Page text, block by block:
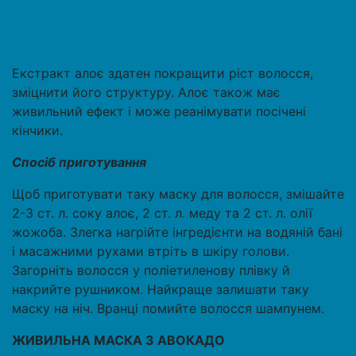
Екстракт алоє здатен покращити ріст волосся,
зміцнити його структуру. Алоє також має
живильний ефект і може реанімувати посічені
кінчики.
Спосіб приготування
Щоб приготувати таку маску для волосся, змішайте
2-3 ст. л. соку алоє, 2 ст. л. меду та 2 ст. л. олії
жожоба. Злегка нагрійте інгредієнти на водяній бані
і масажними рухами втріть в шкіру голови.
Загорніть волосся у поліетиленову плівку й
накрийте рушником. Найкраще залишати таку
маску на ніч. Вранці помийте волосся шампунем.
ЖИВИЛЬНА МАСКА З АВОКАДО